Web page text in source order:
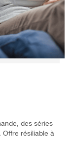
des séries
résiliable à